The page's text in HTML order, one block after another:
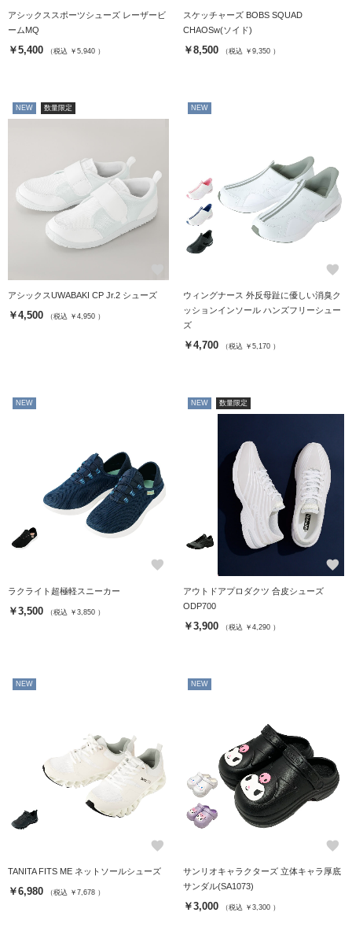
アシックススポーツシューズ レーザービ
ームMQ
￥5,400 （税込 ￥5,940 ）
スケッチャーズ BOBS SQUAD
CHAOSw(ソイド)
￥8,500 （税込 ￥9,350 ）
NEW 数量限定
アシックスUWABAKI CP Jr.2 シューズ
￥4,500 （税込 ￥4,950 ）
NEW
favorite
ウィングナース 外反母趾に優しい消臭ク
ッションインソール ハンズフリーシュー
ズ
￥4,700 （税込 ￥5,170 ）
NEW
favorite
ラクライト超極軽スニーカー
￥3,500 （税込 ￥3,850 ）
NEW 数量限定
favorite
アウトドアプロダクツ 合皮シューズ
ODP700
￥3,900 （税込 ￥4,290 ）
NEW
favorite
TANITA FITS ME ネットソールシューズ
￥6,980 （税込 ￥7,678 ）
NEW
favorite
サンリオキャラクターズ 立体キャラ厚底
サンダル(SA1073)
￥3,000 （税込 ￥3,300 ）